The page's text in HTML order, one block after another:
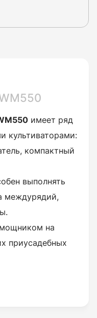
имеет ряд
культиваторами:
компактный
выполнять
междурядий,
на
приусадебных
х тактным